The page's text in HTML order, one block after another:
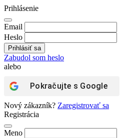
Prihlásenie
Email
Heslo
Zabudol som heslo
alebo
Pokračujte s Google
Nový zákazník? Zaregistrovať sa
Registrácia
Meno